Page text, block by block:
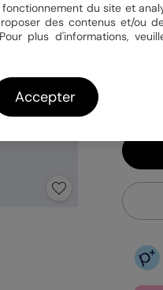
du site et
des contenus et/ou
plus d'informations,
Accepter